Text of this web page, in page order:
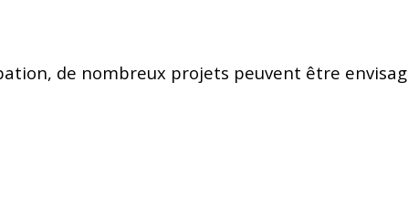
de nombreux projets peuvent être